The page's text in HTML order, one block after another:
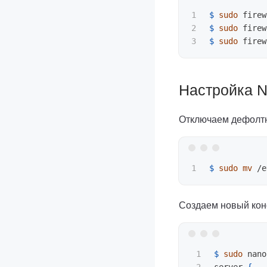
1
2
$ sudo
$ sudo
$ sudo
Настройка
Отключаем
$ sudo mv
Создаем новый
1
$ sudo